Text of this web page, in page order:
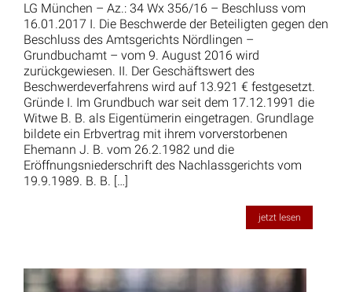
LG München – Az.: 34 Wx 356/16 – Beschluss vom
16.01.2017 I. Die Beschwerde der Beteiligten gegen den
Beschluss des Amtsgerichts Nördlingen –
Grundbuchamt – vom 9. August 2016 wird
zurückgewiesen. II. Der Geschäftswert des
Beschwerdeverfahrens wird auf 13.921 € festgesetzt.
Gründe I. Im Grundbuch war seit dem 17.12.1991 die
Witwe B. B. als Eigentümerin eingetragen. Grundlage
bildete ein Erbvertrag mit ihrem vorverstorbenen
Ehemann J. B. vom 26.2.1982 und die
Eröffnungsniederschrift des Nachlassgerichts vom
19.9.1989. B. B. […]
jetzt lesen